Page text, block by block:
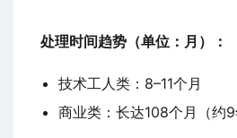
处理时间趋势（单位：月）：
技术工人类：8–11个月
商业类：长达108个月（约9